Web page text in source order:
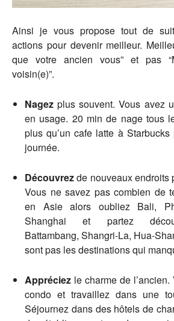
Ainsi je vous propose tout de
actions pour devenir meilleur.
que votre ancien vous” et pas
voisin(e)”.
Nagez plus souvent. Vous avez
en usage. 20 min de nage tous
plus qu’un cafe latte à
journée.
Découvrezde nouveaux endroits
Vous ne savez pas combien de
en Asie alors oubliez Bali,
Shanghai et partez
Battambang, Shangri-La, Hua-
sont pas les destinations qui
Appréciez le charme de
condo et travaillez dans une
Séjournez dans des hôtels de